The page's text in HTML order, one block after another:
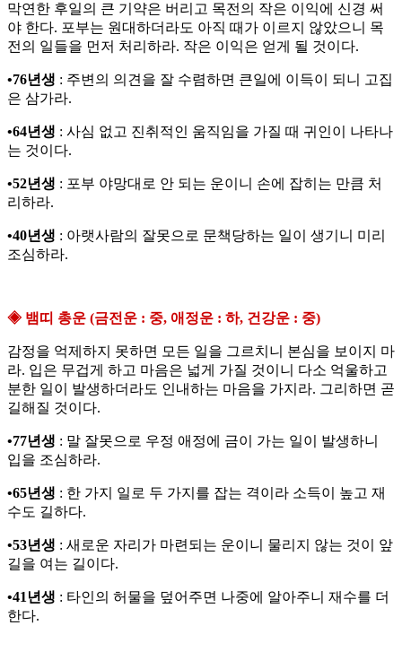
막연한 후일의 큰 기약은 버리고 목전의 작은 이익에 신경 써
야 한다. 포부는 원대하더라도 아직 때가 이르지 않았으니 목
전의 일들을 먼저 처리하라. 작은 이익은 얻게 될 것이다.
•76년생 : 주변의 의견을 잘 수렴하면 큰일에 이득이 되니 고집
은 삼가라.
•64년생 : 사심 없고 진취적인 움직임을 가질 때 귀인이 나타나
는 것이다.
•52년생 : 포부 야망대로 안 되는 운이니 손에 잡히는 만큼 처
리하라.
•40년생 : 아랫사람의 잘못으로 문책당하는 일이 생기니 미리
조심하라.
◈ 뱀띠 총운 (금전운 : 중, 애정운 : 하, 건강운 : 중)
감정을 억제하지 못하면 모든 일을 그르치니 본심을 보이지 마
라. 입은 무겁게 하고 마음은 넓게 가질 것이니 다소 억울하고
분한 일이 발생하더라도 인내하는 마음을 가지라. 그리하면 곧
길해질 것이다.
•77년생 : 말 잘못으로 우정 애정에 금이 가는 일이 발생하니
입을 조심하라.
•65년생 : 한 가지 일로 두 가지를 잡는 격이라 소득이 높고 재
수도 길하다.
•53년생 : 새로운 자리가 마련되는 운이니 물리지 않는 것이 앞
길을 여는 길이다.
•41년생 : 타인의 허물을 덮어주면 나중에 알아주니 재수를 더
한다.